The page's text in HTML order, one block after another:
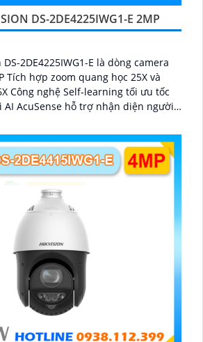
DS-2DE4225IWG1-E 2MP
2DE4225IWG1-E là dòng camera
Tích hợp zoom quang học 25X và
Công nghệ Self-learning tối ưu tốc
AI AcuSense hỗ trợ nhận diện người